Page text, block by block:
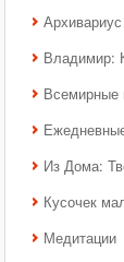
Архивариус
Владимир:
Всемирные
Из Дома:
Кусочек
Медитации